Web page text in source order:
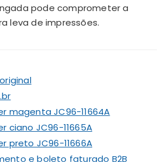
pode comprometer a
leva de impressões.
magenta JC96-11664A
ciano JC96-11665A
preto JC96-11666A
e boleto faturado B2B